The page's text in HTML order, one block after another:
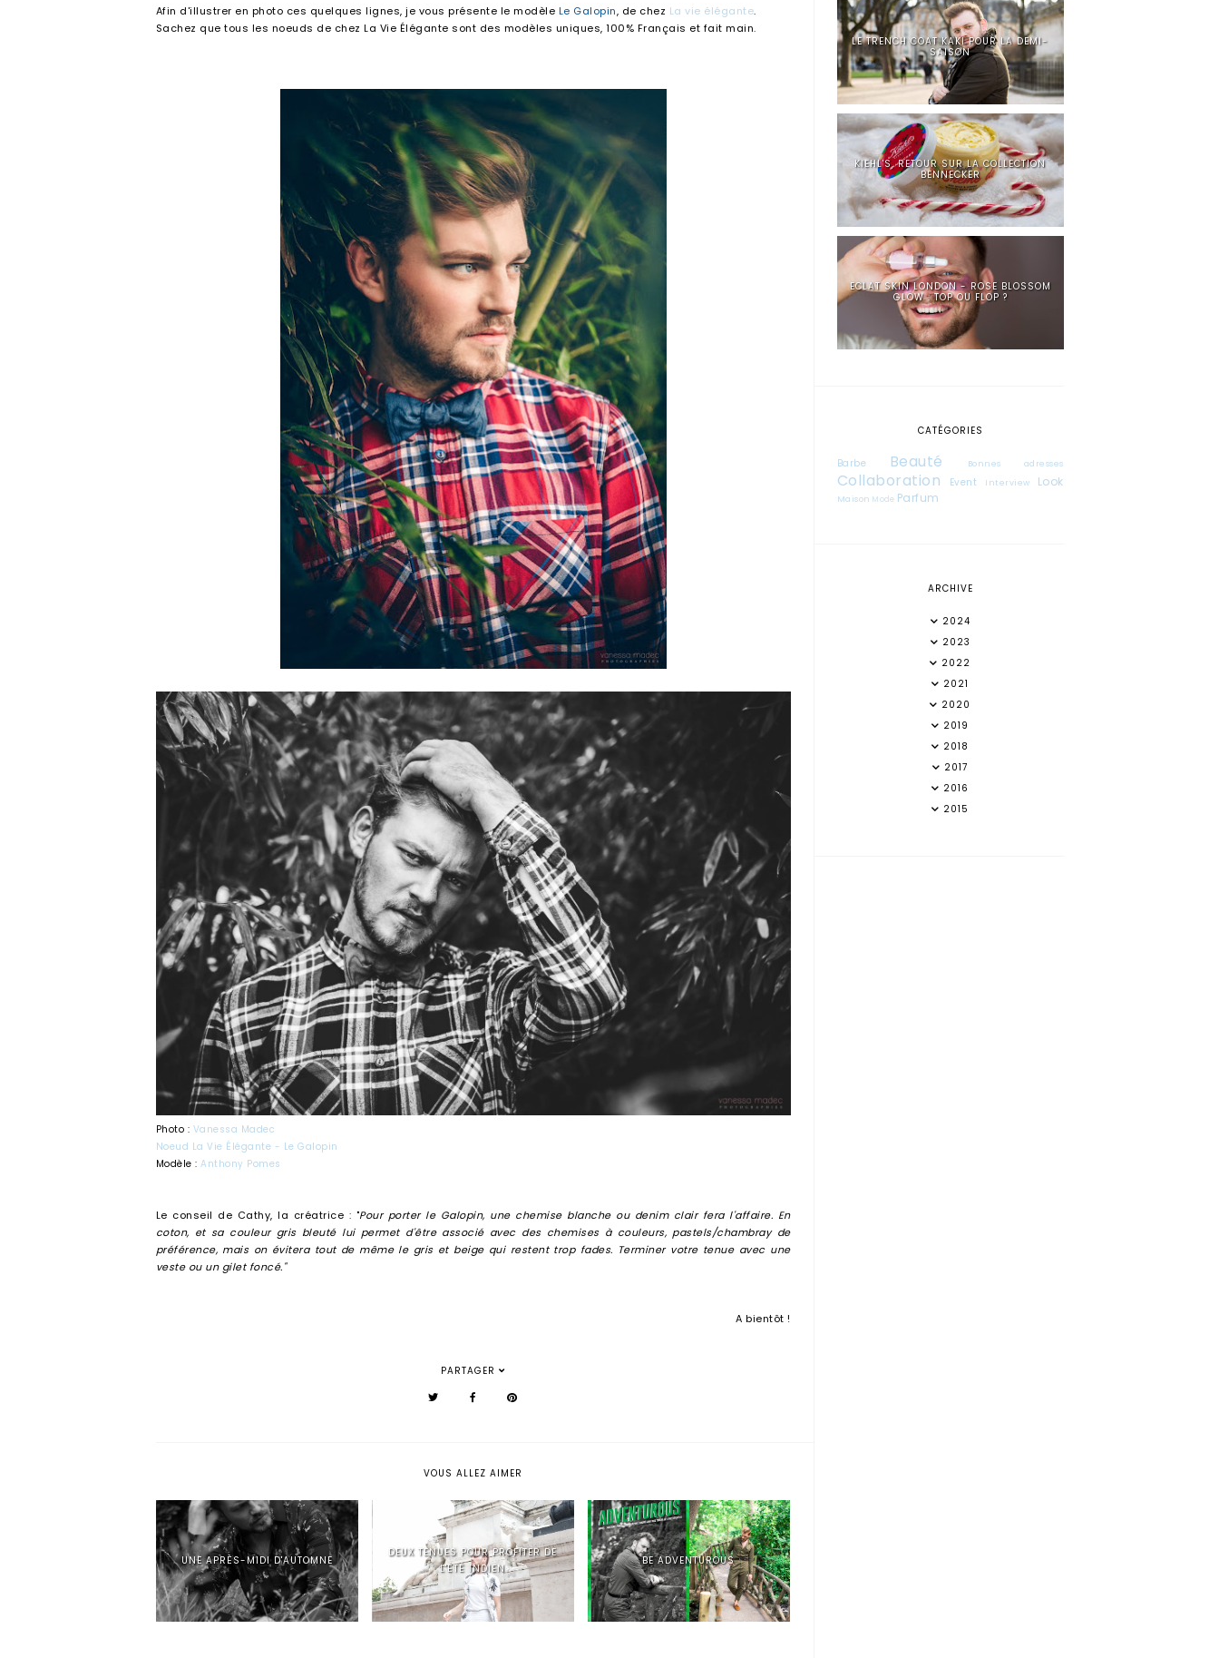
Afin d'illustrer en photo ces quelques lignes, je vous présente le modèle Le Galopin, de chez La vie élégante.
Sachez que tous les noeuds de chez La Vie Élégante sont des modèles uniques, 100% Français et fait main.
Photo : Vanessa Madec
Noeud La Vie Élégante - Le Galopin
Modèle : Anthony Pomes
Le conseil de Cathy, la créatrice : "Pour porter le Galopin, une chemise blanche ou denim clair fera l'affaire. En
coton, et sa couleur gris bleuté lui permet d'être associé avec des chemises à couleurs, pastels/chambray de
préférence, mais on évitera tout de même le gris et beige qui restent trop fades. Terminer votre tenue avec une
veste ou un gilet foncé."
A bientôt !
PARTAGER
VOUS ALLEZ AIMER
UNE APRÈS-MIDI D'AUTOMNE
DEUX TENUES POUR PROFITER DE
L'ÉTÉ INDIEN
BE ADVENTUROUS
LE TRENCH COAT KAKI POUR LA DEMI-
SAISON
KIEHL'S, RETOUR SUR LA COLLECTION
BENNECKER
ECLAT SKIN LONDON - ROSE BLOSSOM
GLOW : TOP OU FLOP ?
CATÉGORIES
Barbe Beauté Bonnes adresses
Collaboration Event Interview Look
Maison Mode Parfum
ARCHIVE
2024
2023
2022
2021
2020
2019
2018
2017
2016
2015